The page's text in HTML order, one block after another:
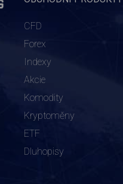
CFD
Forex
Indexy
Akcie
Komodity
Kryptoměny
ETF
Dluhopisy